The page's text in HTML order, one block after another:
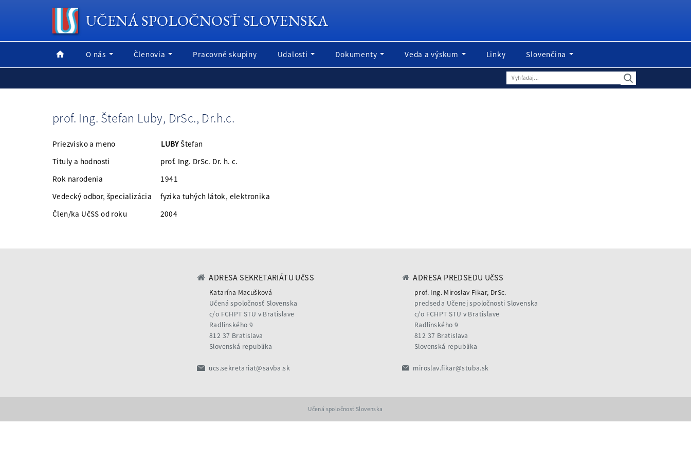
UČENÁ SPOLOČNOSŤ SLOVENSKA
O nás Členovia Pracovné skupiny Udalosti Dokumenty Veda a výskum Linky Slovenčina
prof. Ing. Štefan Luby, DrSc., Dr.h.c.
Priezvisko a meno LUBYŠtefan
Tituly a hodnosti prof. Ing. DrSc. Dr. h. c.
Rok narodenia 1941
Vedecký odbor, špecializácia fyzika tuhých látok, elektronika
Člen/ka UčSS od roku 2004
ADRESA SEKRETARIÁTU UčSS
Katarína Macušková
Učená spoločnosť Slovenska
c/o FCHPT STU v Bratislave
Radlinského 9
812 37 Bratislava
Slovenská republika
ucs.sekretariat@savba.sk
ADRESA PREDSEDU UčSS
prof. Ing. Miroslav Fikar, DrSc.
predseda Učenej spoločnosti Slovenska
c/o FCHPT STU v Bratislave
Radlinského 9
812 37 Bratislava
Slovenská republika
miroslav.fikar@stuba.sk
Učená spoločnosť Slovenska